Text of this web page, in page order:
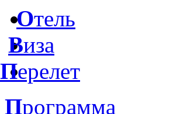
Отель
Виза
Перелет
Программа